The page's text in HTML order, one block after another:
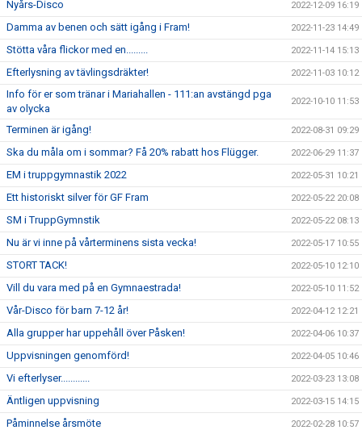
Nyårs-Disco 2022-12-09 16:19
Damma av benen och sätt igång i Fram! 2022-11-23 14:49
Stötta våra flickor med en......... 2022-11-14 15:13
Efterlysning av tävlingsdräkter! 2022-11-03 10:12
Info för er som tränar i Mariahallen - 111:an avstängd pga
av olycka
2022-10-10 11:53
Terminen är igång! 2022-08-31 09:29
Ska du måla om i sommar? Få 20% rabatt hos Flügger. 2022-06-29 11:37
EM i truppgymnastik 2022 2022-05-31 10:21
Ett historiskt silver för GF Fram 2022-05-22 20:08
SM i TruppGymnstik 2022-05-22 08:13
Nu är vi inne på vårterminens sista vecka! 2022-05-17 10:55
STORT TACK! 2022-05-10 12:10
Vill du vara med på en Gymnaestrada! 2022-05-10 11:52
Vår-Disco för barn 7-12 år! 2022-04-12 12:21
Alla grupper har uppehåll över Påsken! 2022-04-06 10:37
Uppvisningen genomförd! 2022-04-05 10:46
Vi efterlyser............ 2022-03-23 13:08
Äntligen uppvisning 2022-03-15 14:15
Påminnelse årsmöte 2022-02-28 10:57